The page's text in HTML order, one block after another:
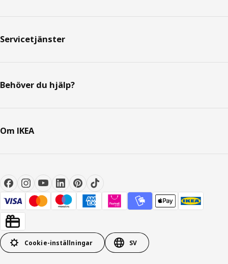
Servicetjänster
Behöver du hjälp?
Om IKEA
Cookie-inställningar SV